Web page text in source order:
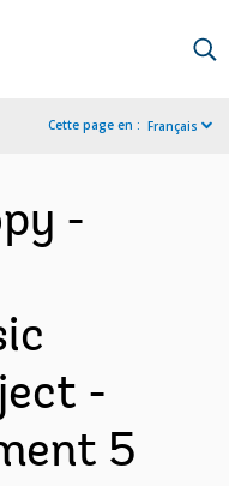
Cette page en : Français
-
-
5